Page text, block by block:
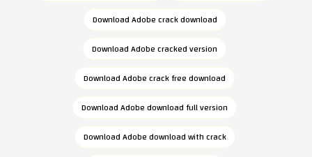
Download Adobe crack download
Download Adobe cracked version
Download Adobe crack free download
Download Adobe download full version
Download Adobe download with crack